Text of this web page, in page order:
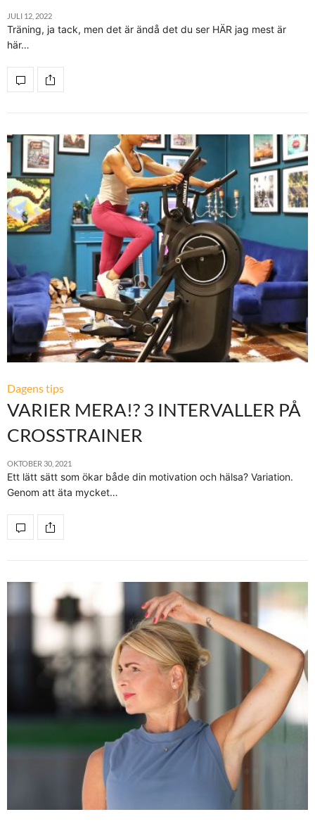
JULI 12, 2022
Träning, ja tack, men det är ändå det du ser HÄR jag mest är
här…
Dagens tips
VARIER MERA!? 3 INTERVALLER PÅ
CROSSTRAINER
OKTOBER 30, 2021
Ett lätt sätt som ökar både din motivation och hälsa? Variation.
Genom att äta mycket…